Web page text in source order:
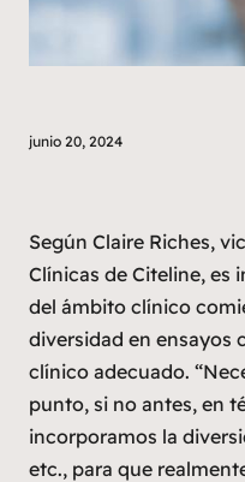
junio 20, 2024
Según Claire Riches,
Clínicas de Citeline, es
del ámbito clínico
diversidad en ensayos
clínico adecuado.
punto, si no antes, en
incorporamos la
etc., para que